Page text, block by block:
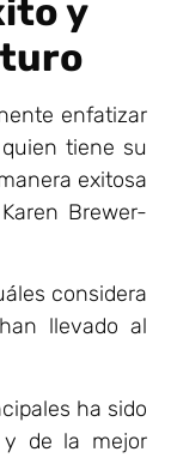
y
enfatizar
tiene su
exitosa
Brewer-
considera
llevado al
ha sido
y de la mejor